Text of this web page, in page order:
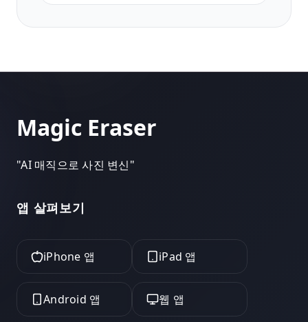
Magic Eraser
"AI 매직으로 사진 변신"
앱 살펴보기
iPhone 앱 iPad 앱
Android 앱 웹 앱